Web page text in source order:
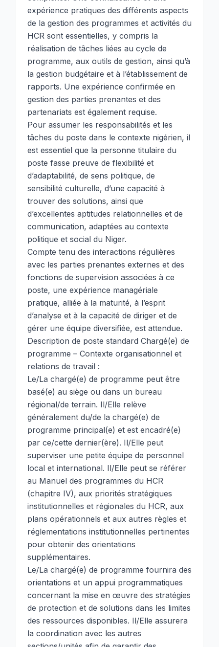
expérience pratiques des différents aspects
de la gestion des programmes et activités du
HCR sont essentielles, y compris la
réalisation de tâches liées au cycle de
programme, aux outils de gestion, ainsi qu’à
la gestion budgétaire et à l’établissement de
rapports. Une expérience confirmée en
gestion des parties prenantes et des
partenariats est également requise.
Pour assumer les responsabilités et les
tâches du poste dans le contexte nigérien, il
est essentiel que la personne titulaire du
poste fasse preuve de flexibilité et
d’adaptabilité, de sens politique, de
sensibilité culturelle, d’une capacité à
trouver des solutions, ainsi que
d’excellentes aptitudes relationnelles et de
communication, adaptées au contexte
politique et social du Niger.
Compte tenu des interactions régulières
avec les parties prenantes externes et des
fonctions de supervision associées à ce
poste, une expérience managériale
pratique, alliée à la maturité, à l’esprit
d’analyse et à la capacité de diriger et de
gérer une équipe diversifiée, est attendue.
Description de poste standard Chargé(e) de
programme – Contexte organisationnel et
relations de travail :
Le/La chargé(e) de programme peut être
basé(e) au siège ou dans un bureau
régional/de terrain. Il/Elle relève
généralement du/de la chargé(e) de
programme principal(e) et est encadré(e)
par ce/cette dernier(ère). Il/Elle peut
superviser une petite équipe de personnel
local et international. Il/Elle peut se référer
au Manuel des programmes du HCR
(chapitre IV), aux priorités stratégiques
institutionnelles et régionales du HCR, aux
plans opérationnels et aux autres règles et
réglementations institutionnelles pertinentes
pour obtenir des orientations
supplémentaires.
Le/La chargé(e) de programme fournira des
orientations et un appui programmatiques
concernant la mise en œuvre des stratégies
de protection et de solutions dans les limites
des ressources disponibles. Il/Elle assurera
la coordination avec les autres